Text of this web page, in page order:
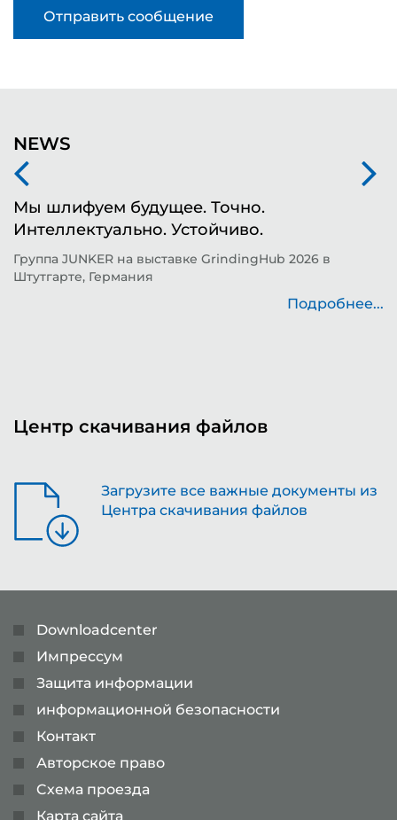
NEWS
Мы шлифуем будущее. Точно.
Интеллектуально. Устойчиво.
Группа JUNKER на выставке GrindingHub 2026 в
Штутгарте, Германия
Подробнее...
Центр скачивания файлов
Загрузите все важные документы из
Центра скачивания файлов
Downloadcenter
Импрессум
Защита информации
информационной безопасности
Контакт
Авторское право
Cхема проезда
Карта сайта